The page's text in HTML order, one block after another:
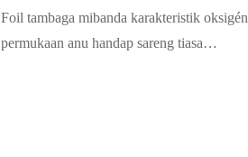
Foil tambaga mibanda karakteristik oksigén
permukaan anu handap sareng tiasa